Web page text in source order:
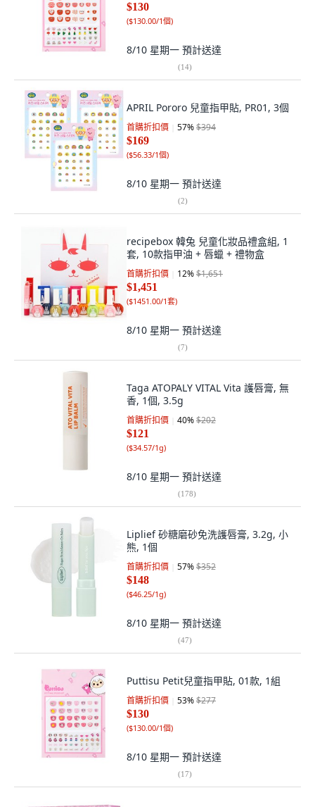
$130
($130.00/1個)
8/10 星期一 預計送達
(14)
APRIL Pororo 兒童指甲貼, PR01, 3個
首購折扣價 57%$394
$169
($56.33/1個)
8/10 星期一 預計送達
(2)
recipebox 韓兔 兒童化妝品禮盒組, 1
套, 10款指甲油 + 唇蠟 + 禮物盒
首購折扣價 12%$1,651
$1,451
($1451.00/1套)
8/10 星期一 預計送達
(7)
Taga ATOPALY VITAL Vita 護唇膏, 無
香, 1個, 3.5g
首購折扣價 40%$202
$121
($34.57/1g)
8/10 星期一 預計送達
(178)
Liplief 砂糖磨砂免洗護唇膏, 3.2g, 小
熊, 1個
首購折扣價 57%$352
$148
($46.25/1g)
8/10 星期一 預計送達
(47)
Puttisu Petit兒童指甲貼, 01款, 1組
首購折扣價 53%$277
$130
($130.00/1個)
8/10 星期一 預計送達
(17)